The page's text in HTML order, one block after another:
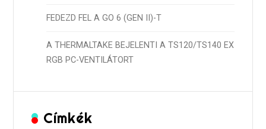
FEDEZD FEL A GO 6 (GEN II)-T
A THERMALTAKE BEJELENTI A TS120/TS140 EX
RGB PC-VENTILÁTORT
Címkék